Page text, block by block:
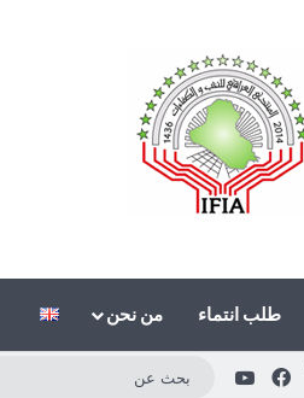
طلب انتماء من نحن
فيسبوك‫YouTube